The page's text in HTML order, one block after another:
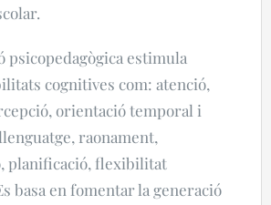
psicopedagògica estimula
cognitives com: atenció,
orientació temporal i
raonament,
planificació, flexibilitat
basa en fomentar la generació